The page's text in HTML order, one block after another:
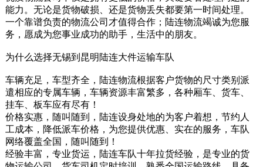
能力。无论是货物破损、还是货物丢失都要第一时间处理。
一个靠谱负责的物流公司才值得合作；陆连物流竭诚为您服
务，愿成为您事业成功的助手，生活中的朋友。
为什么选择无锡到昆明陆连大件运输车队
车辆充足，车型齐全，陆连物流根据客户货物的尺寸类别派
遣相应的专属车辆，车辆资源丰富繁多，各种厢车、货车、
挂车、板车应有尽有！
价格实惠，随叫随到，陆连设身处地的为客户着想，节约人
工成本，降低派车价格，为您提供优惠、实在的服务，车队
网络覆盖全国，随叫随到！
经验丰富，专业货运，陆连车队十年拉货经验，是专业的货